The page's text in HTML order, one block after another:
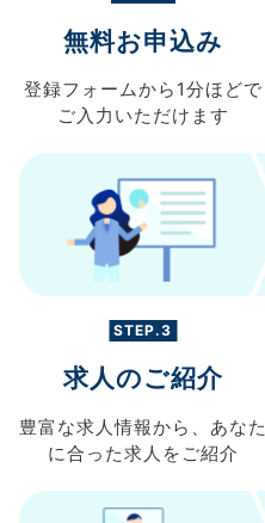
無料お申込み
登録フォームから 1分ほどで
ご入力 いただけます
STEP.3
求人のご紹介
豊富な求人情報から、 あなた
に合った求人を ご紹介